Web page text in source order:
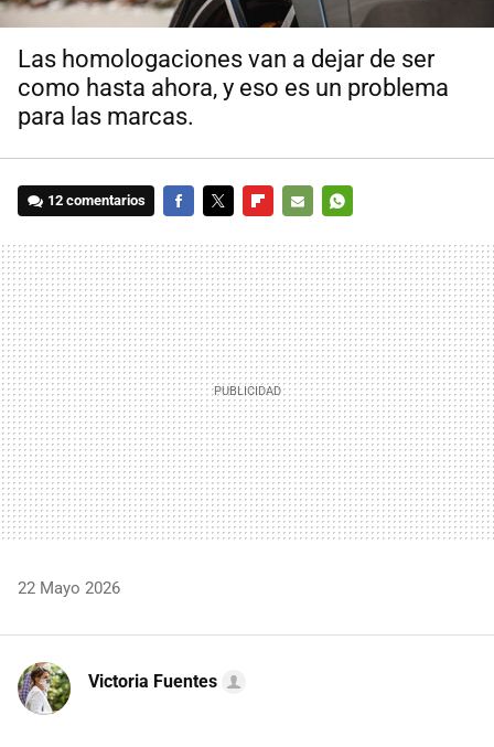
Las homologaciones van a dejar de ser
como hasta ahora, y eso es un problema
para las marcas.
12 comentarios
MAIL
22 Mayo 2026
Victoria Fuentes